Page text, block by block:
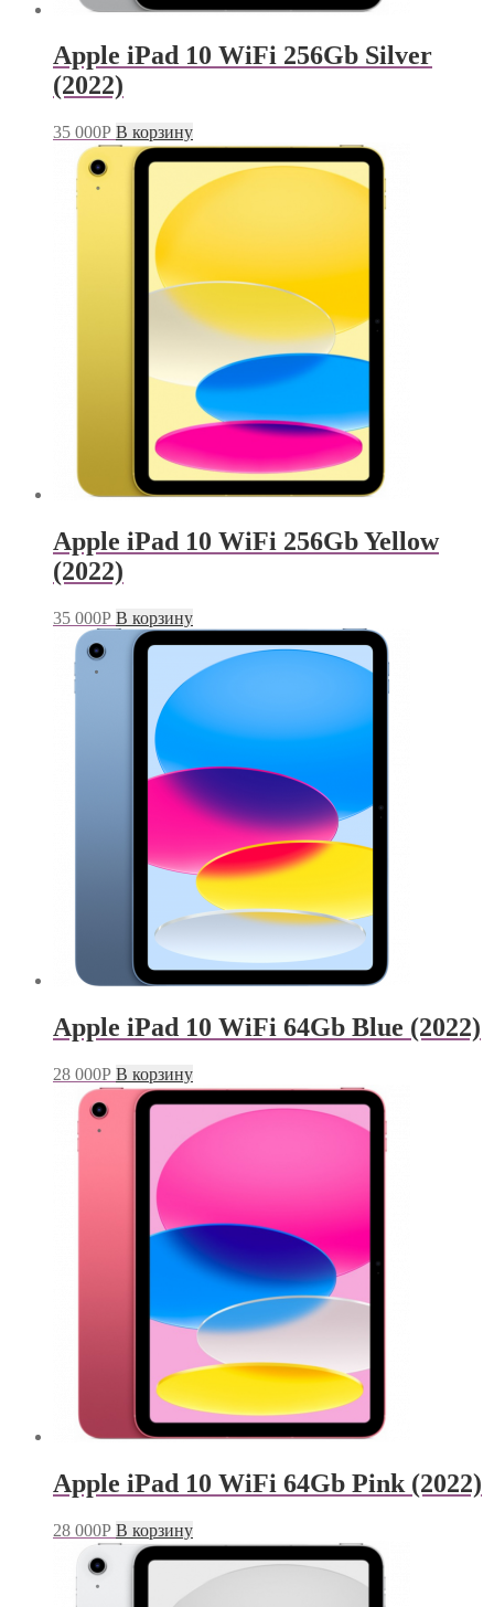
Apple iPad 10 WiFi 256Gb Silver
(2022)
35 000Р В корзину
Apple iPad 10 WiFi 256Gb Yellow
(2022)
35 000Р В корзину
Apple iPad 10 WiFi 64Gb Blue (2022)
28 000Р В корзину
Apple iPad 10 WiFi 64Gb Pink (2022)
28 000Р В корзину